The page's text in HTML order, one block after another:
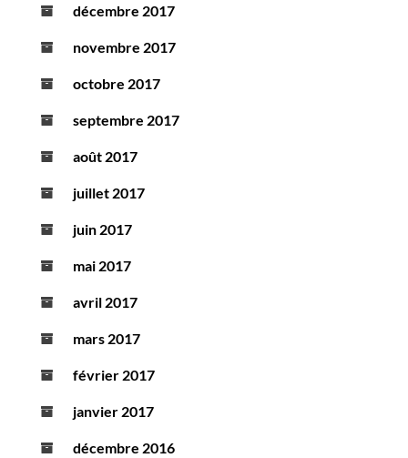
décembre 2017
novembre 2017
octobre 2017
septembre 2017
août 2017
juillet 2017
juin 2017
mai 2017
avril 2017
mars 2017
février 2017
janvier 2017
décembre 2016